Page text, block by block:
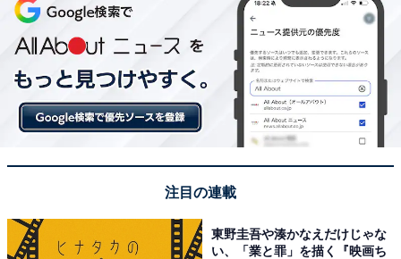
す。
特徴その4：「皮肉や嫌味の言い合い」になり、会
話にならない
一緒にいる時間が長くなると、相手が次にどんなリアク
ションをするのか見えてしまって、相手が言葉を発する
前に否定の言葉をぶつけてしまいがちです。それが、ま
すます建設的な会話から遠ざかってしまう要因になって
注目の連載
東野圭吾や湊かなえだけじゃな
い、「業と罪」を描く『映画ち